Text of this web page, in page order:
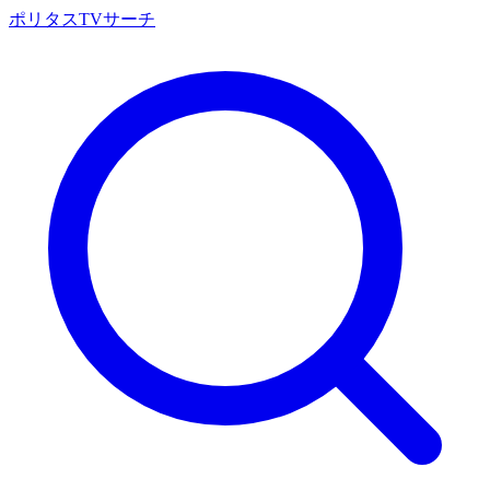
ポリタスTVサーチ